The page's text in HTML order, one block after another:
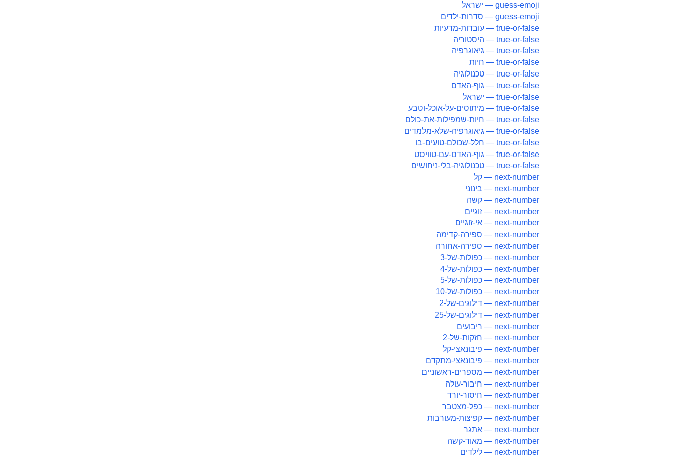
guess-emoji — ישראל
guess-emoji — סדרות-ילדים
true-or-false — עובדות-מדעיות
true-or-false — היסטוריה
true-or-false — גיאוגרפיה
true-or-false — חיות
true-or-false — טכנולוגיה
true-or-false — גוף-האדם
true-or-false — ישראל
true-or-false — מיתוסים-על-אוכל-וטבע
true-or-false — חיות-שמפילות-את-כולם
true-or-false — גיאוגרפיה-שלא-מלמדים
true-or-false — חלל-שכולם-טועים-בו
true-or-false — גוף-האדם-עם-טוויסט
true-or-false — טכנולוגיה-בלי-ניחושים
next-number — קל
next-number — בינוני
next-number — קשה
next-number — זוגיים
next-number — אי-זוגיים
next-number — ספירה-קדימה
next-number — ספירה-אחורה
next-number — כפולות-של-3
next-number — כפולות-של-4
next-number — כפולות-של-5
next-number — כפולות-של-10
next-number — דילוגים-של-2
next-number — דילוגים-של-25
next-number — ריבועים
next-number — חזקות-של-2
next-number — פיבונאצי-קל
next-number — פיבונאצי-מתקדם
next-number — מספרים-ראשוניים
next-number — חיבור-עולה
next-number — חיסור-יורד
next-number — כפל-מצטבר
next-number — קפיצות-מעורבות
next-number — אתגר
next-number — מאוד-קשה
next-number — לילדים